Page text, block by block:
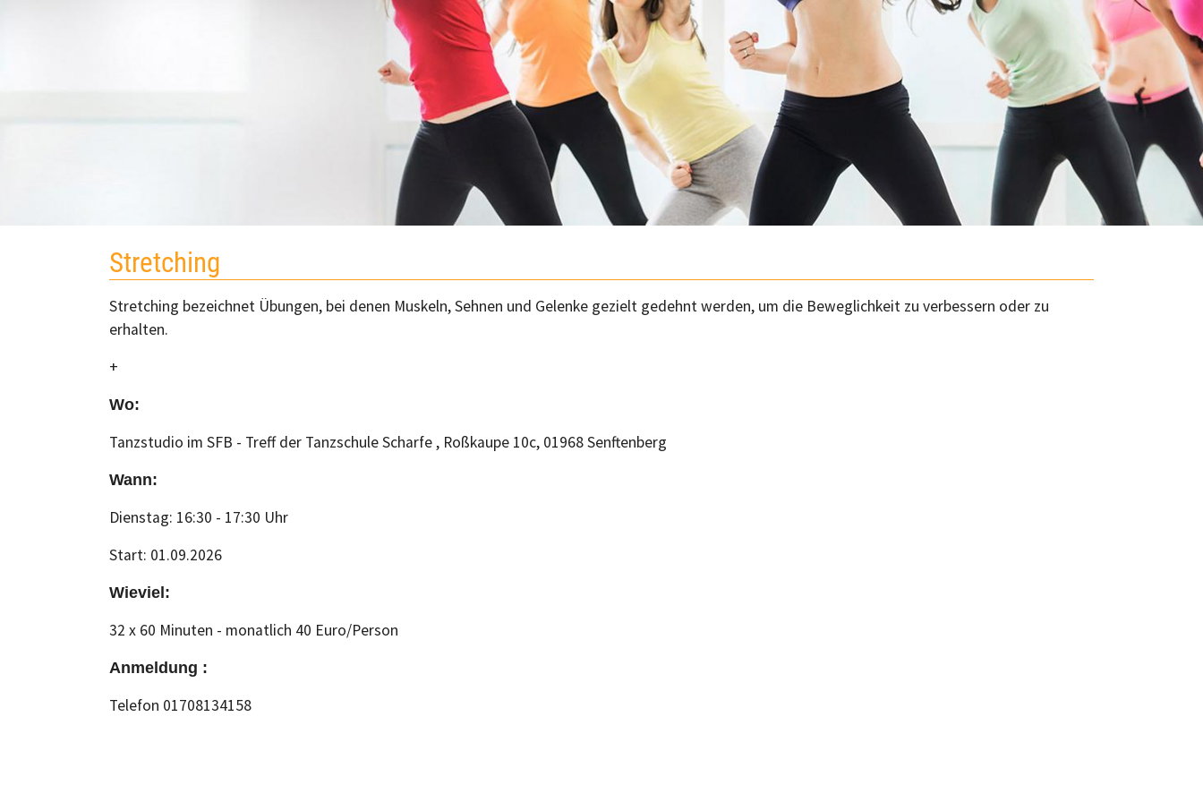
Stretching
Stretching bezeichnet Übungen, bei denen Muskeln, Sehnen und Gelenke gezielt gedehnt werden, um die Beweglichkeit zu verbessern oder zu
erhalten.
+
Wo:
Tanzstudio im SFB - Treff der Tanzschule Scharfe , Roßkaupe 10c, 01968 Senftenberg
Wann:
Dienstag: 16:30 - 17:30 Uhr
Start: 01.09.2026
Wieviel:
32 x 60 Minuten - monatlich 40 Euro/Person
Anmeldung :
Telefon 01708134158